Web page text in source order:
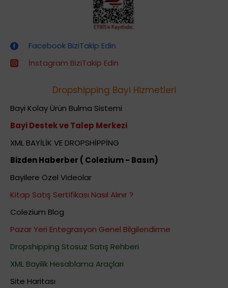
Facebook BiziTakip Edin
İnstagram BiziTakip Edin
Dropshipping Bayi Hizmetleri
Bayi Kolay Ürün Bulma Sistemi
Bayi Destek ve Talep Merkezi
XML BAYİLİK VE DROPSHİPPİNG
Bizden Haberber ( Colezium - Basın)
Bayilere Özel Videolar
Kitap Satış Sertifikası Nasıl Alınır ?
Colezium Blog
Pazar Yeri Entegrasyon Genel Bilgilendirme
Dropshipping Stosuz Satış Rehberi
XML Bayilik Hesablama Araçları
Site Haritası